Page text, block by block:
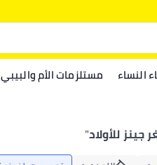
النساء مستلزمات الأم والبيبي
للأولاد"